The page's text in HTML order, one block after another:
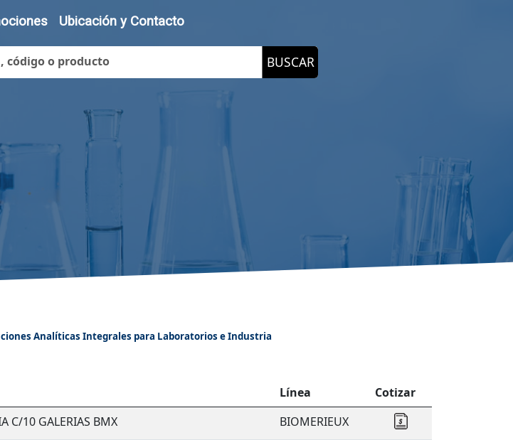
Ubicación y Contacto
Analíticas Integrales para Laboratorios e Industria
Línea
Cotizar
C/10 GALERIAS BMX BIOMERIEUX Cotizar